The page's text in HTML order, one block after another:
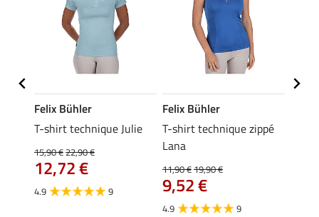
Felix Bühler
T-shirt technique Julie
15,90 €22,90 €
12,72 €
4.9 9
Felix Bühler
T-shirt technique zippé
Lana
11,90 €19,90 €
9,52 €
4.9 9